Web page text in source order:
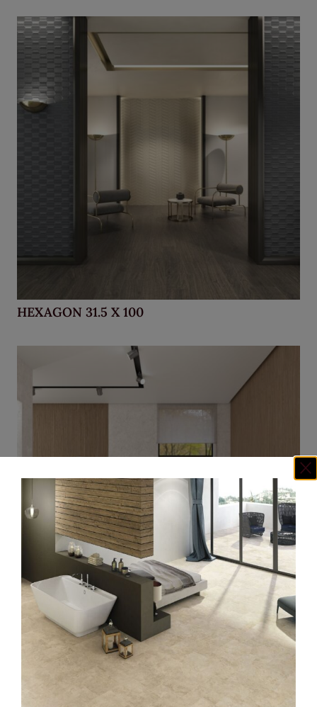
HEXAGON 31.5 X 100
MALMO 45 X 120